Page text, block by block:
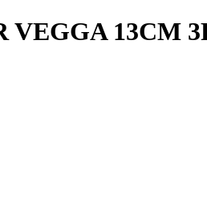
VEGGA 13CM